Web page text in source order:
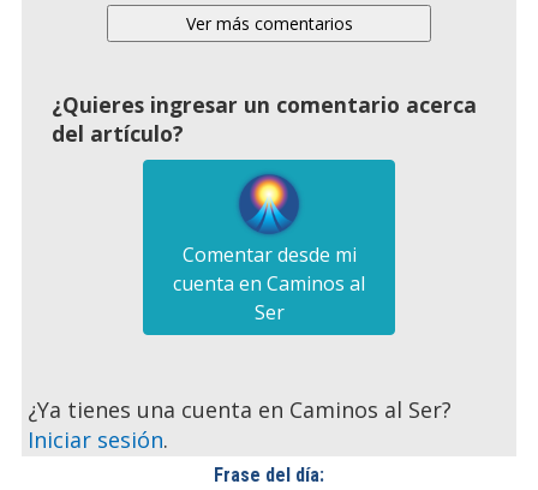
¿Quieres ingresar un comentario acerca
del artículo?
Comentar desde mi
cuenta en Caminos al
Ser
¿Ya tienes una cuenta en Caminos al Ser?
Iniciar sesión.
Frase del día: